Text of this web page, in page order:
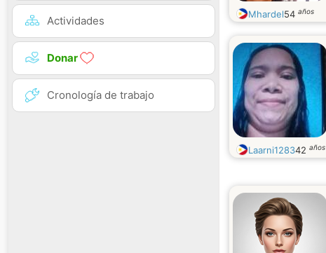
Actividades
Donar
Cronología de trabajo
Mhardel54 años
Laarni128342 años